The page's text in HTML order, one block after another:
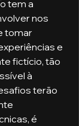
nos
tomar
e
fictício, tão
à
terão
é